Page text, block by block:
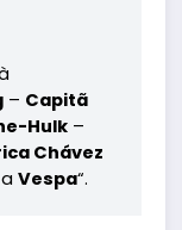
– Capitã
Hulk–
Chávez
Vespa“.